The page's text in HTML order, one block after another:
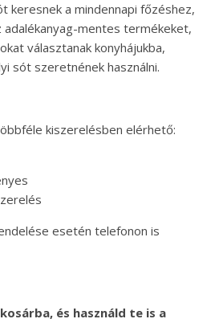
keresnek a mindennapi főzéshez,
mentes termékeket,
választanak konyhájukba,
sót szeretnének használni.
kiszerelésben elérhető:
esetén telefonon is
és használd te is a